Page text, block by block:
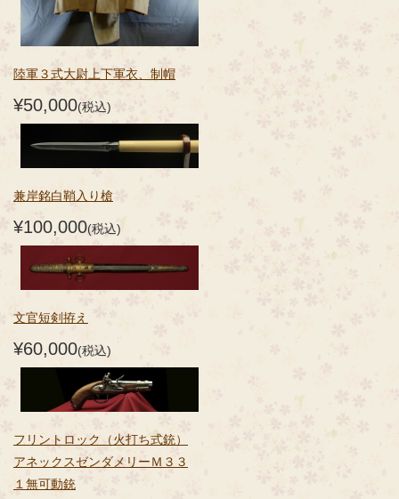
陸軍３式大尉上下軍衣、制帽
¥50,000(税込)
兼岸銘白鞘入り槍
¥100,000(税込)
文官短剣拵え
¥60,000(税込)
フリントロック（火打ち式銃）
アネックスゼンダメリーＭ３３
１無可動銃